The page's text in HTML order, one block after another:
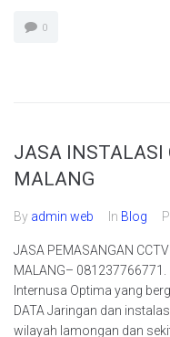
0
JASA INSTALASI
MALANG
By admin web In Blog
JASA PEMASANGAN
MALANG–
Internusa Optima yang
DATA Jaringan dan
wilayah lamongan dan